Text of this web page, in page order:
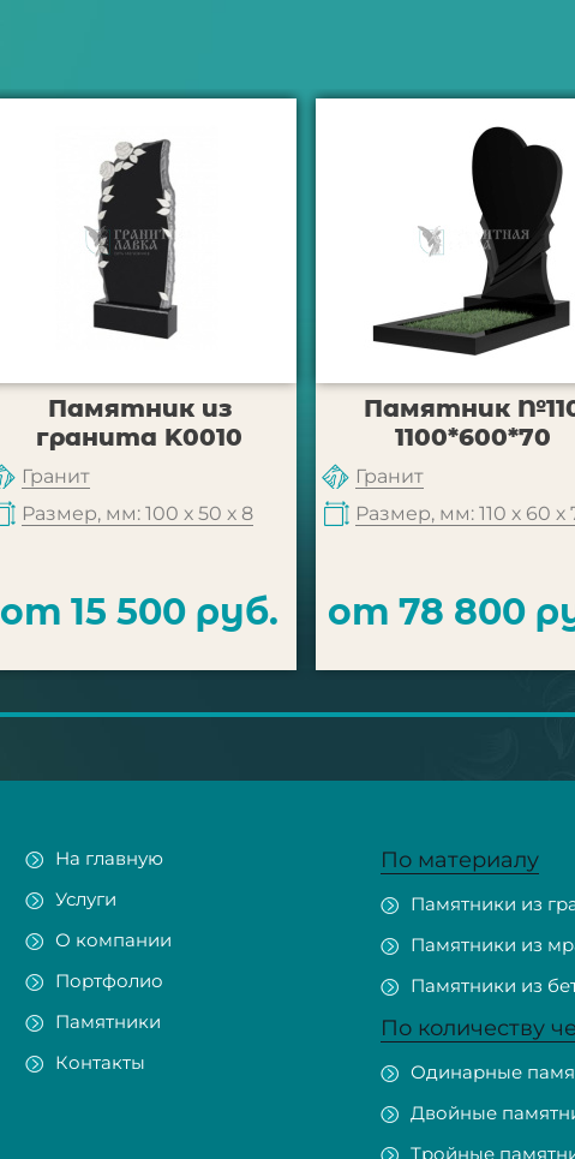
Памятник из
гранита K0010
Гранит
Размер, мм: 100 х 50 х 8
от 15 500 руб.
Памятник
1100*600*70
Гранит
Размер, мм: 110 х 60 х
от 78 800
На главную
Услуги
О компании
Портфолио
Памятники
Контакты
По материалу
Памятники из
Памятники из
Памятники из
По количеству
Одинарные
Двойные
Тройные